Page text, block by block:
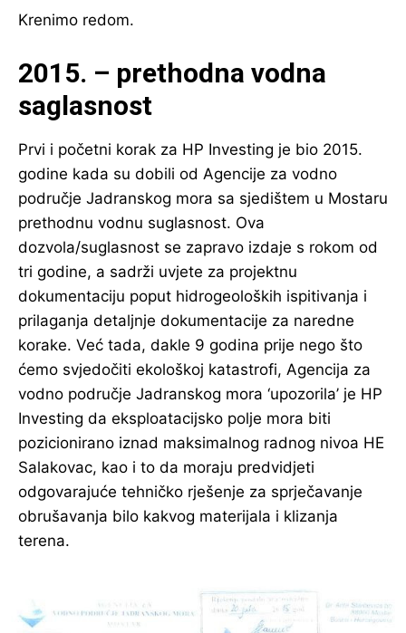
Krenimo redom.
2015. – prethodna vodna
saglasnost
Prvi i početni korak za HP Investing je bio 2015.
godine kada su dobili od Agencije za vodno
područje Jadranskog mora sa sjedištem u Mostaru
prethodnu vodnu suglasnost. Ova
dozvola/suglasnost se zapravo izdaje s rokom od
tri godine, a sadrži uvjete za projektnu
dokumentaciju poput hidrogeoloških ispitivanja i
prilaganja detaljnje dokumentacije za naredne
korake. Već tada, dakle 9 godina prije nego što
ćemo svjedočiti ekološkoj katastrofi, Agencija za
vodno područje Jadranskog mora ‘upozorila’ je HP
Investing da eksploatacijsko polje mora biti
pozicionirano iznad maksimalnog radnog nivoa HE
Salakovac, kao i to da moraju predvidjeti
odgovarajuće tehničko rješenje za sprječavanje
obrušavanja bilo kakvog materijala i klizanja
terena.